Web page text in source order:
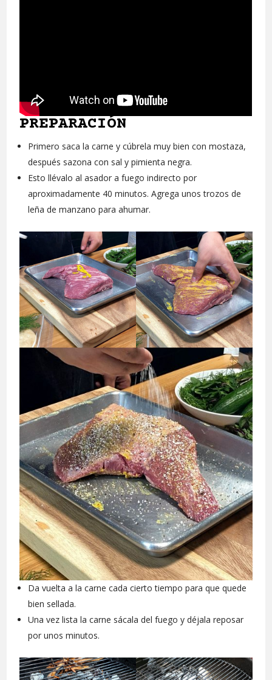
PREPARACIÓN
Primero saca la carne y cúbrela muy bien con mostaza,
después sazona con sal y pimienta negra.
Esto llévalo al asador a fuego indirecto por
aproximadamente 40 minutos. Agrega unos trozos de
leña de manzano para ahumar.
Da vuelta a la carne cada cierto tiempo para que quede
bien sellada.
Una vez lista la carne sácala del fuego y déjala reposar
por unos minutos.